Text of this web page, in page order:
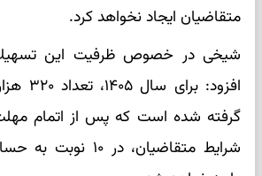
متقاضیان ایجاد نخواهد کرد.
شیخی در خصوص ظرفیت این
افزود:
گرفته شده است که پس از اتمام
شرایط متقاضیان، در